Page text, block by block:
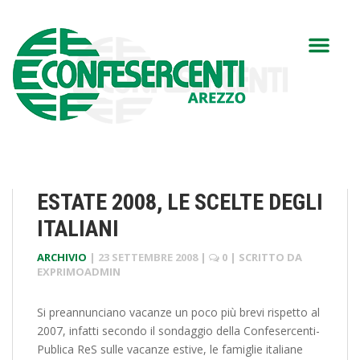
ESTATE 2008, LE SCELTE DEGLI
ITALIANI
ARCHIVIO | 23 SETTEMBRE 2008 | 0 | SCRITTO DA
EXPRIMOADMIN
Si preannunciano vacanze un poco più brevi rispetto al
2007, infatti secondo il sondaggio della Confesercenti-
Publica ReS sulle vacanze estive, le famiglie italiane